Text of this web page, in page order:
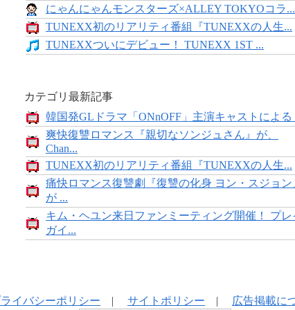
にゃんにゃんモンスターズ×ALLEY TOKYOコラ...
TUNEXX初のリアリティ番組『TUNEXXの人生...
TUNEXXついにデビュー！ TUNEXX 1ST ...
カテゴリ最新記事
韓国発GLドラマ「ONnOFF」主演キャストによる
爽快復讐ロマンス『親切なソンジュさん』が、
Chan...
TUNEXX初のリアリティ番組『TUNEXXの人生...
痛快ロマンス復讐劇『復讐の化身 ヨン・スジョン
が ...
キム・ヘユン来日ファンミーティング開催！ プレ
ガイ...
イバシーポリシー | サイトポリシー | 広告掲載に